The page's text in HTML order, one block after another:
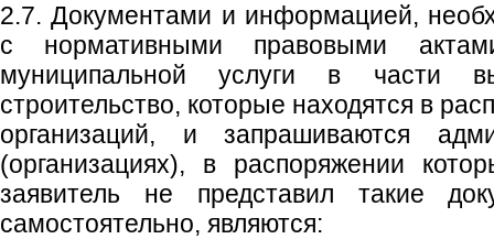
2.7. Документами и информацией,
с нормативными правовыми
муниципальной услуги в части
строительство, которые находятся в
организаций, и запрашиваются
(организациях), в распоряжении
заявитель не представил такие
самостоятельно, являются: